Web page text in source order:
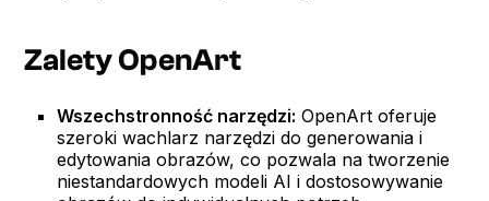
Zalety OpenArt
Wszechstronność narzędzi: OpenArt oferuje
szeroki wachlarz narzędzi do generowania i
edytowania obrazów, co pozwala na tworzenie
niestandardowych modeli AI i dostosowywanie